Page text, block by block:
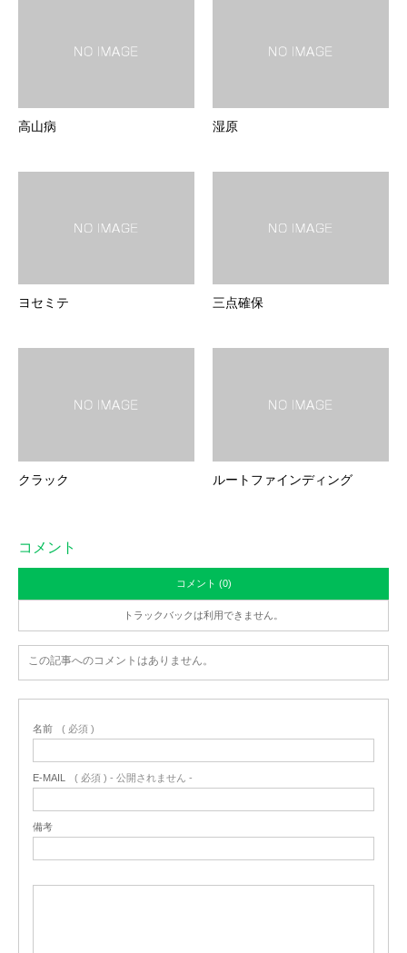
高山病 湿原
ヨセミテ 三点確保
クラック ルートファインディング
コメント
コメント (0)
トラックバックは利用できません。
この記事へのコメントはありません。
名前 ( 必須 )
E-MAIL ( 必須 ) - 公開されません -
備考